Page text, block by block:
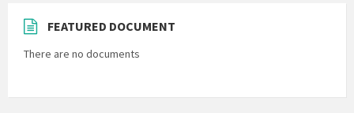
FEATURED DOCUMENT
There are no documents